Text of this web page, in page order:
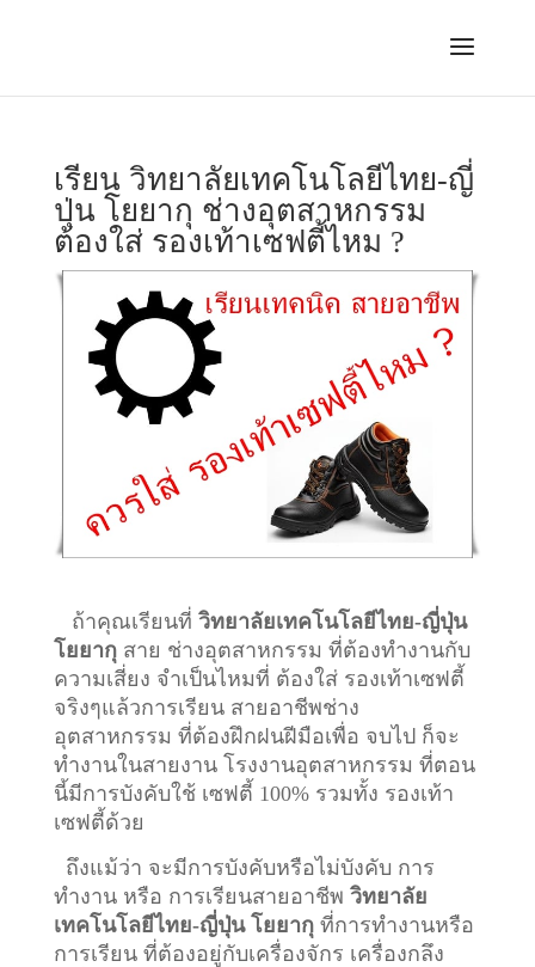
เรียน วิทยาลัยเทคโนโลยีไทย-ญี่
ปุ่น โยยากุ ช่างอุตสาหกรรม
ต้องใส่ รองเท้าเซฟตี้ไหม ?
ถ้าคุณเรียนที่ วิทยาลัยเทคโนโลยีไทย-ญี่ปุ่น
โยยากุสาย ช่างอุตสาหกรรม ที่ต้องทำงานกับ
ความเสี่ยง จำเป็นไหมที่ ต้องใส่ รองเท้าเซฟตี้
จริงๆแล้วการเรียน สายอาชีพช่าง
อุตสาหกรรม ที่ต้องฝึกฝนฝีมือเพื่อ จบไป ก็จะ
ทำงานในสายงาน โรงงานอุตสาหกรรม ที่ตอน
นี้มีการบังคับใช้ เซฟตี้ 100% รวมทั้ง รองเท้า
เซฟตี้ด้วย
ถึงแม้ว่า จะมีการบังคับหรือไม่บังคับ การ
ทำงาน หรือ การเรียนสายอาชีพ วิทยาลัย
เทคโนโลยีไทย-ญี่ปุ่น โยยากุที่การทำงานหรือ
การเรียน ที่ต้องอยู่กับเครื่องจักร เครื่องกลึง